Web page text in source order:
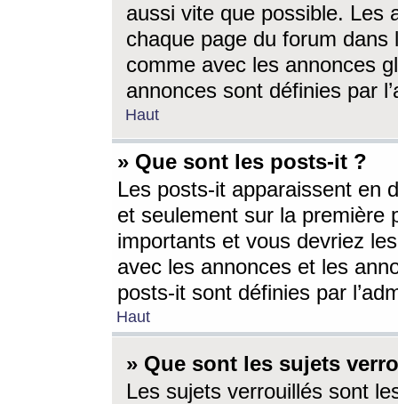
aussi vite que possible. Les
chaque page du forum dans
comme avec les annonces
annonces sont définies par
Haut
» Que sont les posts-it ?
Les posts-it apparaissent en
et seulement sur la première
importants et vous devriez
avec les annonces et les
posts-it sont définies par
Haut
» Que sont les sujets
Les sujets verrouillés sont